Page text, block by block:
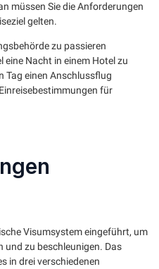
müssen Sie die Anforderungen
gelten.
zu passieren
eine Nacht in einem Hotel zu
Tag einen Anschlussflug
für
Visumsystem eingeführt, um
und zu beschleunigen. Das
in drei verschiedenen